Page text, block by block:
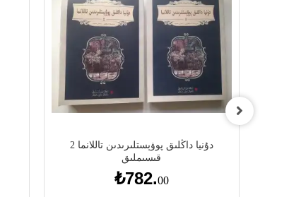
دۇنيا داڭلىق پوۋېستلىرىدىن تاللانما 2
قىسىملىق
₺782.00